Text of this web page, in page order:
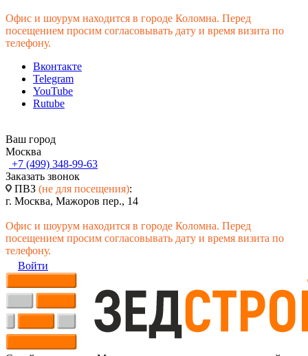
Офис и шоурум находится в городе Коломна. Перед
посещением просим согласовывать дату и время визита по
телефону.
Вконтакте
Telegram
YouTube
Rutube
Ваш город
Москва
+7 (499) 348-99-63
Заказать звонок
ПВЗ (не для посещения):
г. Москва, Мажоров пер., 14
Офис и шоурум находится в городе Коломна. Перед
посещением просим согласовывать дату и время визита по
телефону.
Войти